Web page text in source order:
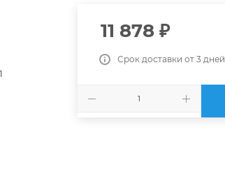
11 878₽
Срок доставки от 3 дней